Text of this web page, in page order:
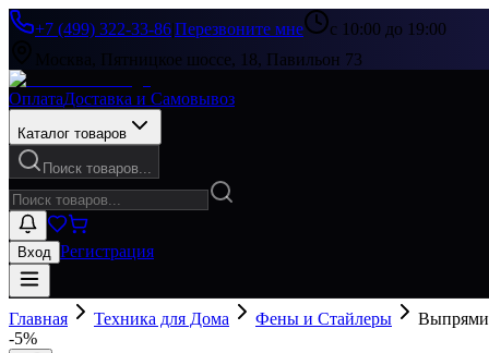
+7 (499) 322-33-86|Перезвоните мне
с 10:00 до 19:00
Москва, Пятницкое шоссе, 18, Павильон 73
ОплатаДоставка и Самовывоз
Каталог товаров
Поиск товаров...
Вход Регистрация
Главная Техника для Дома Фены и Стайлеры
-5%